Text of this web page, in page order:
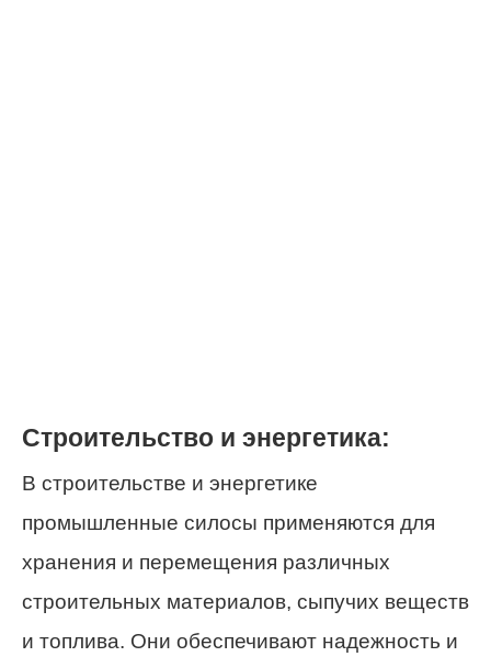
Строительство и энергетика:
В строительстве и энергетике
промышленные силосы применяются для
хранения и перемещения различных
строительных материалов, сыпучих веществ
и топлива. Они обеспечивают надежность и